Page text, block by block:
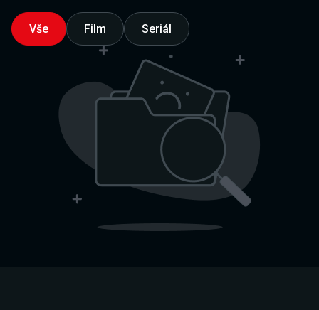
Vše Film Seriál